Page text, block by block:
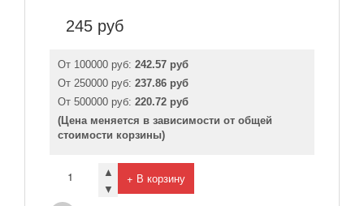
245 руб
От 100000 руб: 242.57 руб
От 250000 руб: 237.86 руб
От 500000 руб: 220.72 руб
(Цена меняется в зависимости от общей
стоимости корзины)
▲
▼
+ В корзину